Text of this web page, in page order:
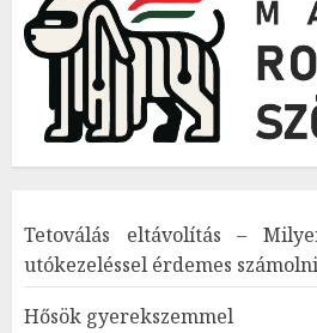
Tetoválás eltávolítás –
utókezeléssel érdemes
Hősök gyerekszemmel